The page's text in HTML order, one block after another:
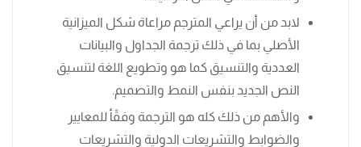
لابد من أن يراعي المترجم مراعاة شكل الميزانية
الأصلي بما في ذلك ترجمة الجداول والبيانات
العددية والتنسيق كما هو وتطويع اللغة لتنسيق
النص الجديد بنفس النمط والتصميم.
والأهم من ذلك كله هو الترجمة وفقًأ للمعايير
والضوابط والتشريعات الدولية والتشريعات